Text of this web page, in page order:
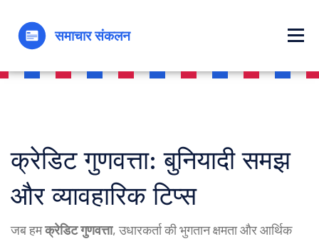
क्रेडिट गुणवत्ता: बुनियादी समझ
और व्यावहारिक टिप्स
जब हमक्रेडिट गुणवत्ता,उधारकर्ता की भुगतान क्षमता और आर्थिक